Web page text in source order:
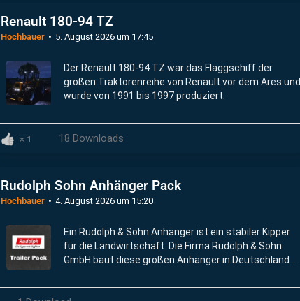
Renault 180-94 TZ
Hochbauer 5. August 2026 um 17:45
Der Renault 180-94 TZ war das Flaggschiff der
großen Traktorenreihe von Renault vor dem Ares und
wurde von 1991 bis 1997 produziert.
1 18 Downloads
Rudolph Sohn Anhänger Pack
Hochbauer 4. August 2026 um 15:20
Ein Rudolph & Sohn Anhänger ist ein stabiler Kipper
für die Landwirtschaft. Die Firma Rudolph & Sohn
GmbH baut diese großen Anhänger in Deutschland.
Dreiseitenkipper, die früher oft den Namen Welger